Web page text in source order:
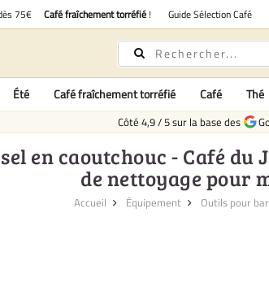
75€ Café fraîchement torréfié ! Guide Sélection Café
Été Café fraîchement torréfié Café Thé
Côté 4,9/5sur la base des
en caoutchouc - Café
de nettoyage pour
Accueil Équipement Outils pour